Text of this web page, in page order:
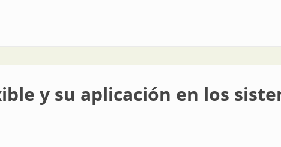
en la industria alimenticia
y su aplicación en los